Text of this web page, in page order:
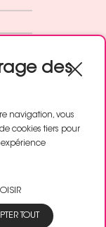
des
navigation, vous
cookies tiers pour
TOUT